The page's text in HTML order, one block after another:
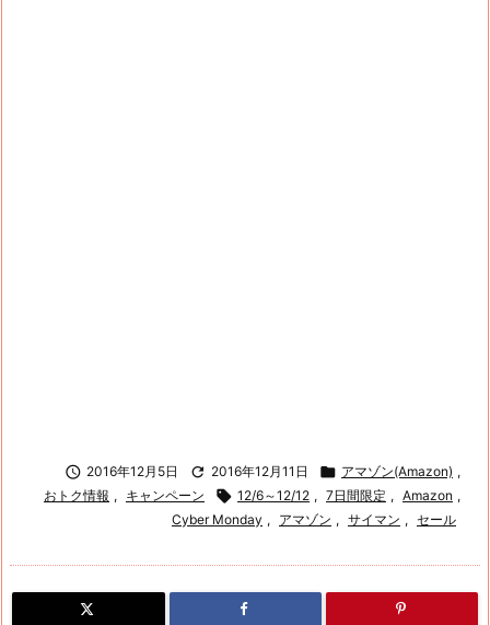
 2016年12月5日  2016年12月11日  アマゾン(Amazon) ,
おトク情報 , キャンペーン  12/6～12/12 , 7日間限定 , Amazon ,
Cyber Monday , アマゾン , サイマン , セール